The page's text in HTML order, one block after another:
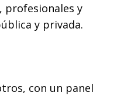
profesionales y
y privada.
con un panel